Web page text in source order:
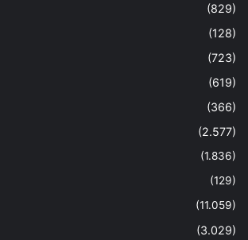
(829)
(128)
(723)
(619)
(366)
(2.577)
(1.836)
(129)
(11.059)
(3.029)